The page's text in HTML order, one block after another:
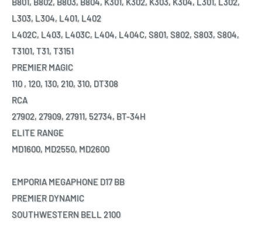
L303, L304, L401, L402
L402C, L403, L403C, L404, L404C, S801, S802, S803, S804,
T3101, T31, T3151
PREMIER MAGIC
110 , 120, 130, 210, 310, DT308
RCA
27902, 27909, 27911, 52734, BT-34H
ELITE RANGE
MD1600, MD2550, MD2600
EMPORIA MEGAPHONE D17 BB
PREMIER DYNAMIC
SOUTHWESTERN BELL 2100